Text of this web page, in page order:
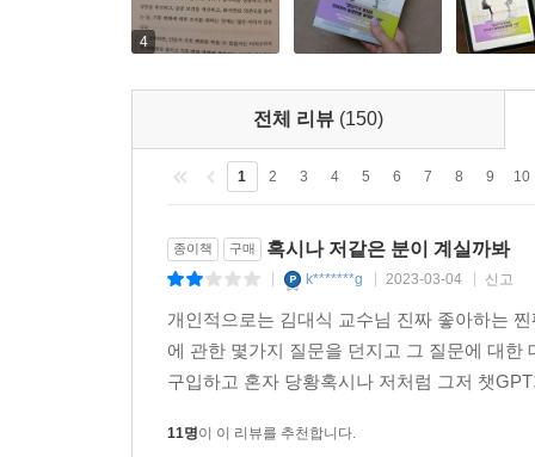
의미의 질문이라도 약간의 어휘 차이에 따라
주기도 한다. 이것이 우리가 챗GPT에게 ‘정답’
김대식은 이 책을 통하여 “챗GPT는 ○○○○다”라
통해 챗GPT를 위시한 생성인공지능의 작동 방식을
어떻게 활용해야 잘 한다고 소문이 날까
“사랑을 느끼기 위해서는 육체가 꼭 필요할까?”
“사랑과 이와 관련된 신체 감각을 느끼는 능력은
물리적 육체가 없는 객체의 경우에는 사람이 느끼
4
전체 리뷰 (150)
1 2 3 4 5 6 7 8 9 10
종이책 구매 혹시나 저같은 분이 계실까봐
k*******g 2023-03-04 신고
개인적으로는 김대식 교수님 진짜 좋아하는
에 관한 몇가지 질문을 던지고 그 질문에 대
구입하고 혼자 당황혹시나 저처럼 그저 챗
11명이 이 리뷰를 추천합니다.